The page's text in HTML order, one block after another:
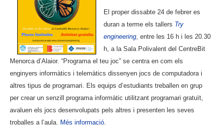
El proper dissabte 24 de febrer es
duran a terme els tallers Try
engineering, entre les 16 h i les 20.30
h, a la Sala Polivalent del CentreBit
Menorca d’Alaior. “Programa el teu joc” se centra en com els
enginyers informàtics i telemàtics dissenyen jocs de computadora i
altres tipus de programari. Els equips d’estudiants treballen en grup
per crear un senzill programa informàtic utilitzant programari gratuït,
avaluen els jocs desenvolupats pels altres i presenten les seves
troballes a l’aula. Més informació.